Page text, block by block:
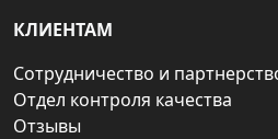
КЛИЕНТАМ
Сотрудничество и
Отдел контроля качества
Отзывы